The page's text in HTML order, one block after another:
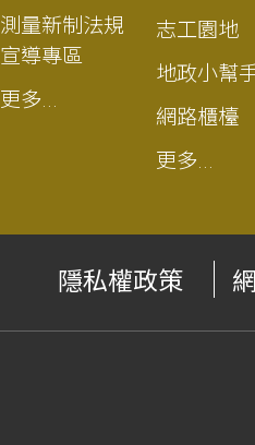
測量新制法規
宣導專區
更多...
志工園地
地政小幫
網路櫃檯
更多...
隱私權政策